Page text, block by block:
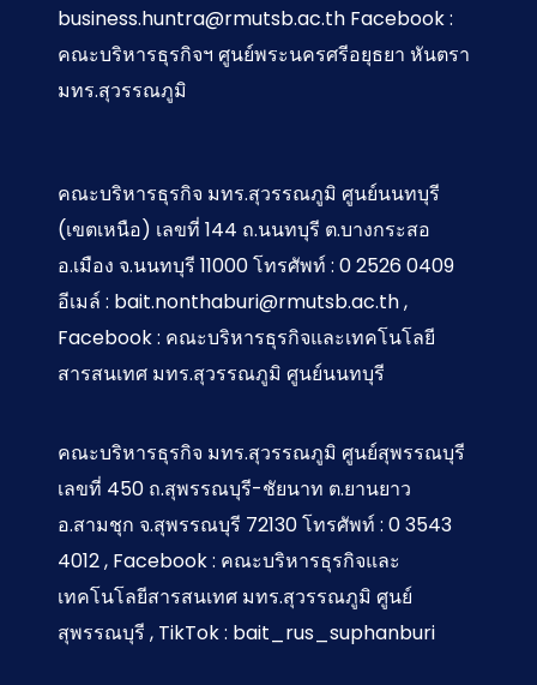
business.huntra@rmutsb.ac.th Facebook :
คณะบริหารธุรกิจฯ ศูนย์พระนครศรีอยุธยา หันตรา
มทร.สุวรรณภูมิ
คณะบริหารธุรกิจ มทร.สุวรรณภูมิ ศูนย์นนทบุรี
(เขตเหนือ) เลขที่ 144 ถ.นนทบุรี ต.บางกระสอ
อ.เมือง จ.นนทบุรี 11000 โทรศัพท์ : 0 2526 0409
อีเมล์ : bait.nonthaburi@rmutsb.ac.th ,
Facebook : คณะบริหารธุรกิจและเทคโนโลยี
สารสนเทศ มทร.สุวรรณภูมิ ศูนย์นนทบุรี
คณะบริหารธุรกิจ มทร.สุวรรณภูมิ ศูนย์สุพรรณบุรี
เลขที่ 450 ถ.สุพรรณบุรี-ชัยนาท ต.ยานยาว
อ.สามชุก จ.สุพรรณบุรี 72130 โทรศัพท์ : 0 3543
4012 , Facebook : คณะบริหารธุรกิจและ
เทคโนโลยีสารสนเทศ มทร.สุวรรณภูมิ ศูนย์
สุพรรณบุรี , TikTok : bait_rus_suphanburi